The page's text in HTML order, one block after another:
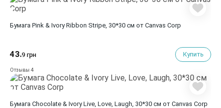
Бумага Pink & Ivory Ribbon Stripe, 30*30 см от Canvas Corp
43.9 грн Купить
Отзывы 4
Бумага Chocolate & Ivory Live, Love, Laugh, 30*30 см от Canvas Corp